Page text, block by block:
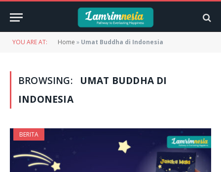
YOU ARE AT: Home » Umat Buddha di Indonesia
BROWSING:
UMAT BUDDHA DI
INDONESIA
BERITA